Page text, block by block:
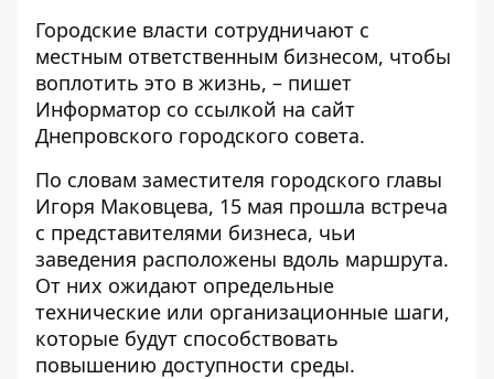
Городские власти сотрудничают с
местным ответственным бизнесом, чтобы
воплотить это в жизнь, – пишет
Информатор со ссылкой на сайт
Днепровского городского совета.
По словам заместителя городского главы
Игоря Маковцева, 15 мая прошла встреча
с представителями бизнеса, чьи
заведения расположены вдоль маршрута.
От них ожидают определьные
технические или организационные шаги,
которые будут способствовать
повышению доступности среды.